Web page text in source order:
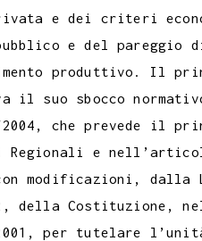
e dei criteri
e del pareggio
produttivo. Il
il suo sbocco
2004, che prevede il
e
modificazioni, dalla
della Costituzione,
per tutelare